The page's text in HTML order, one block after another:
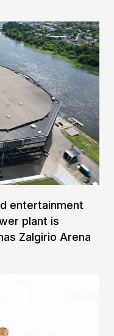
entertainment
plant is
Zalgirio Arena